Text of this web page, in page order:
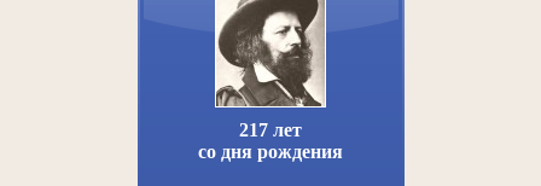
217 лет
со дня рождения